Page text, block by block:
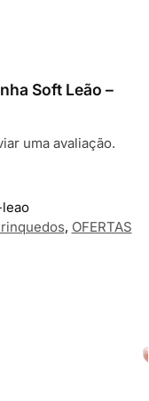
Soft Leão –
uma avaliação.
, OFERTAS